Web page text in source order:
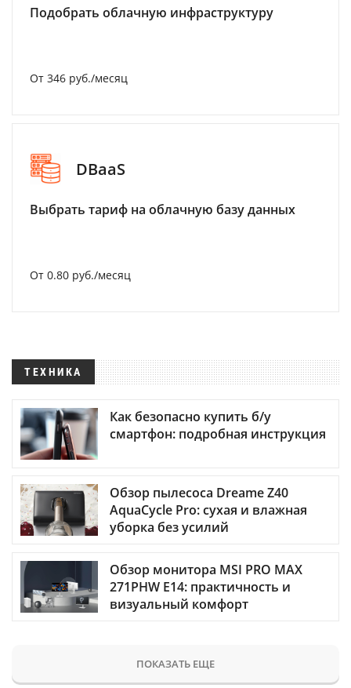
Подобрать облачную инфраструктуру
От 346 руб./месяц
DBaaS
Выбрать тариф на облачную базу данных
От 0.80 руб./месяц
ТЕХНИКА
Как безопасно купить б/у
смартфон: подробная инструкция
Обзор пылесоса Dreame Z40
AquaCycle Pro: сухая и влажная
уборка без усилий
Обзор монитора MSI PRO MAX
271PHW E14: практичность и
визуальный комфорт
ПОКАЗАТЬ ЕЩЕ